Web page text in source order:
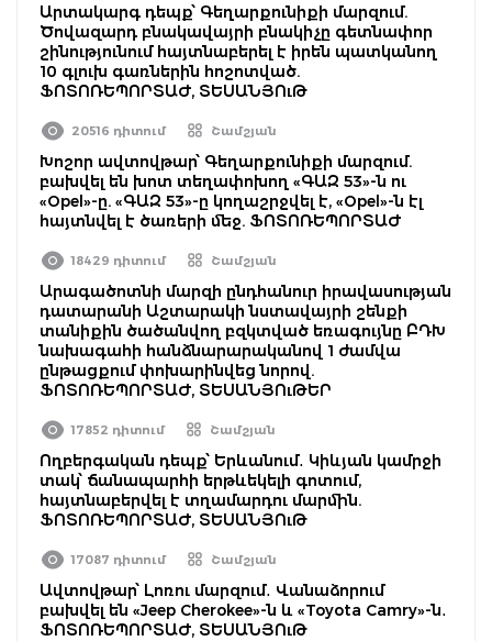
Արտակարգ դեպք՝ Գեղարքունիքի մարզում.
Ծովազարդ բնակավայրի բնակիչը գետնափոր
շինությունում հայտնաբերել է իրեն պատկանող
10 գլուխ գառներին հոշոտված.
ՖՈՏՈՌԵՊՈՐՏԱԺ, ՏԵՍԱՆՅՈւԹ
20516 դիտում Շամշյան
Խոշոր ավտովթար՝ Գեղարքունիքի մարզում.
բախվել են խոտ տեղափոխող «ԳԱԶ 53»-ն ու
«Opel»-ը. «ԳԱԶ 53»-ը կողաշրջվել է, «Opel»-ն էլ
հայտնվել է ծառերի մեջ. ՖՈՏՈՌԵՊՈՐՏԱԺ
18429 դիտում Շամշյան
Արագածոտնի մարզի ընդհանուր իրավասության
դատարանի Աշտարակի նստավայրի շենքի
տանիքին ծածանվող բզկտված եռագույնը ԲԴԽ
նախագահի հանձնարարականով 1 ժամվա
ընթացքում փոխարինվեց նորով.
ՖՈՏՈՌԵՊՈՐՏԱԺ, ՏԵՍԱՆՅՈւԹԵՐ
17852 դիտում Շամշյան
Ողբերգական դեպք՝ Երևանում․ Կիևյան կամրջի
տակ՝ ճանապարհի երթևեկելի գոտում,
հայտնաբերվել է տղամարդու մարմին.
ՖՈՏՈՌԵՊՈՐՏԱԺ, ՏԵՍԱՆՅՈւԹ
17087 դիտում Շամշյան
Ավտովթար՝ Լոռու մարզում․ Վանաձորում
բախվել են «Jeep Cherokee»-ն և «Toyota Camry»-ն․
ՖՈՏՈՌԵՊՈՐՏԱԺ, ՏԵՍԱՆՅՈւԹ